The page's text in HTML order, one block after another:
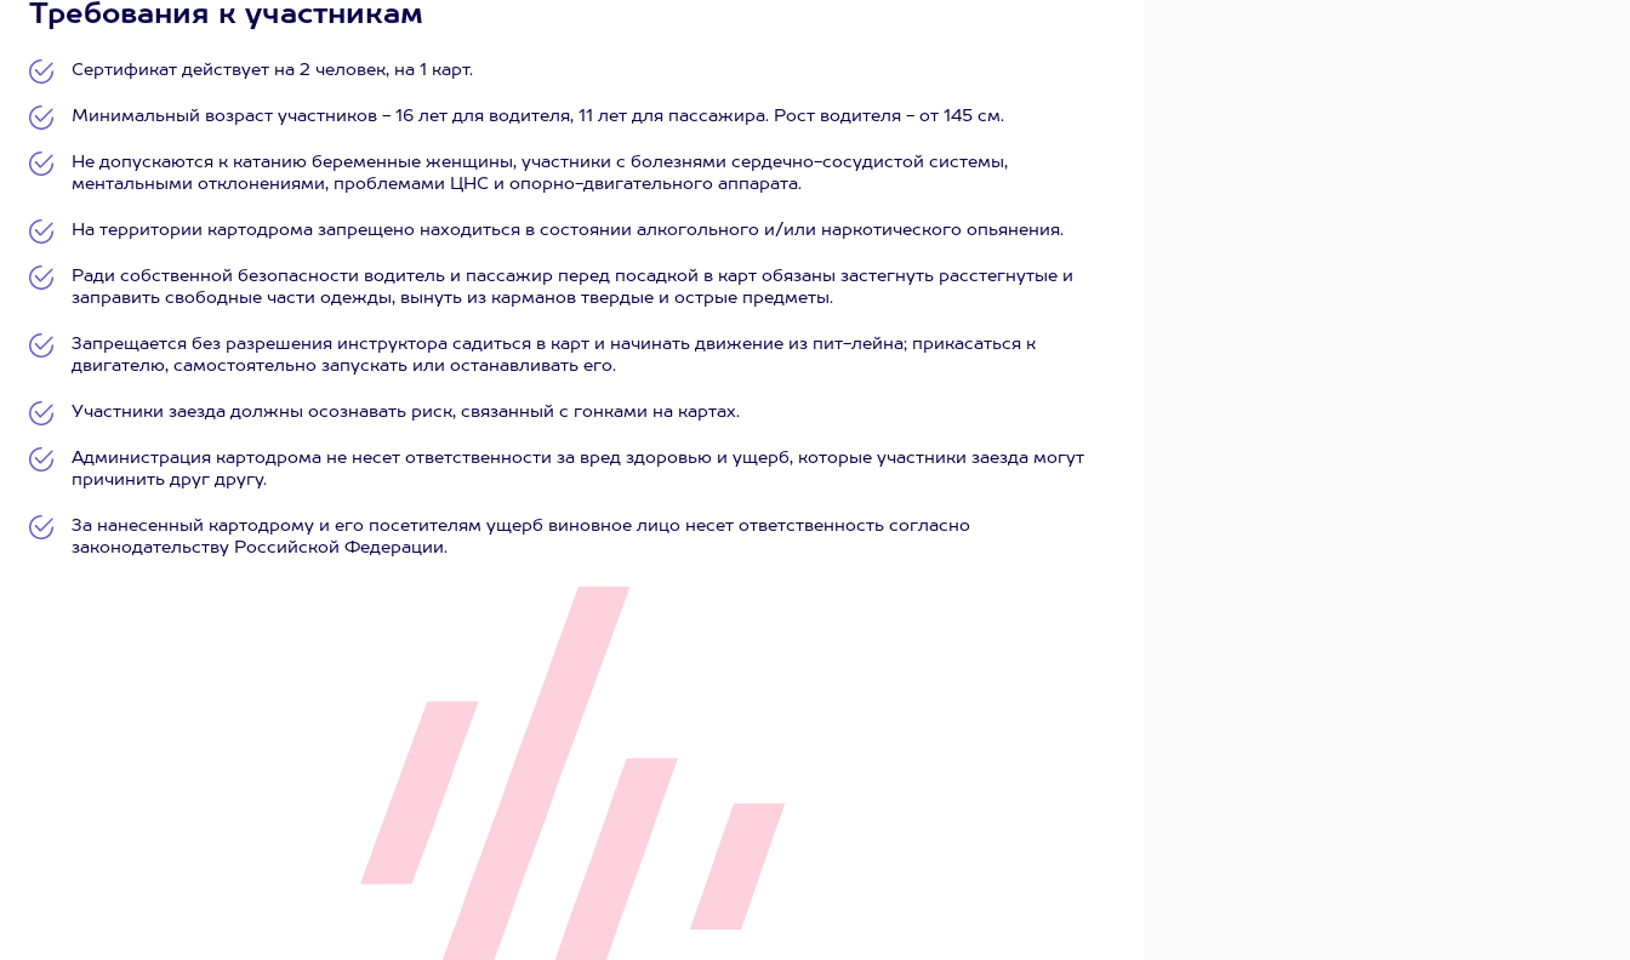
Требования к участникам
Сертификат действует на 2 человек, на 1 карт.
Минимальный возраст участников - 16 лет для водителя, 11 лет для пассажира. Рост водителя - от 145 см.
Не допускаются к катанию беременные женщины, участники с болезнями сердечно-сосудистой системы,
ментальными отклонениями, проблемами ЦНС и опорно-двигательного аппарата.
На территории картодрома запрещено находиться в состоянии алкогольного и/или наркотического опьянения.
Ради собственной безопасности водитель и пассажир перед посадкой в карт обязаны застегнуть расстегнутые и
заправить свободные части одежды, вынуть из карманов твердые и острые предметы.
Запрещается без разрешения инструктора садиться в карт и начинать движение из пит-лейна; прикасаться к
двигателю, самостоятельно запускать или останавливать его.
Участники заезда должны осознавать риск, связанный с гонками на картах.
Администрация картодрома не несет ответственности за вред здоровью и ущерб, которые участники заезда могут
причинить друг другу.
За нанесенный картодрому и его посетителям ущерб виновное лицо несет ответственность согласно
законодательству Российской Федерации.